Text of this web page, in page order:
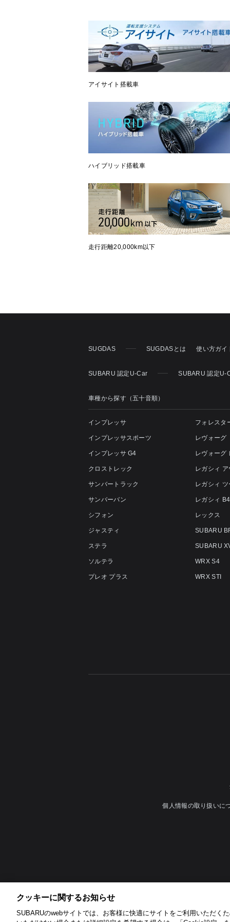
アイサイト搭載車
ハイブリッド搭載車
走行距離20,000km以下
SUGDAS SUGDASとは 使い方ガイ
SUBARU 認定U-Car SUBARU 認定U-
車種から探す（五十音順）
インプレッサ
インプレッサスポーツ
インプレッサ G4
クロストレック
サンバートラック
サンバーバン
シフォン
ジャスティ
ステラ
ソルテラ
プレオ プラス
フォレスタ
レヴォーグ
レヴォーグ
レガシィ ア
レガシィ
レガシィ B4
レックス
SUBARU
SUBARU
WRX S4
WRX STI
個人情報の取り扱いに
クッキーに関するお知らせ​
SUBARUのwebサイトでは、お客様に快適にサイトをご利用いただく